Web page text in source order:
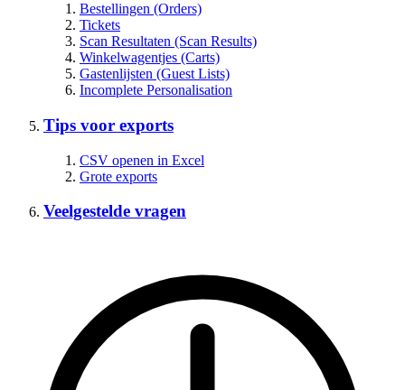
Bestellingen (Orders)
Tickets
Scan Resultaten (Scan Results)
Winkelwagentjes (Carts)
Gastenlijsten (Guest Lists)
Incomplete Personalisation
Tips voor exports
CSV openen in Excel
Grote exports
Veelgestelde vragen